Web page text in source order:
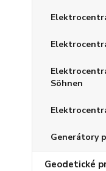
Söhnen
Generátory
Geodetické